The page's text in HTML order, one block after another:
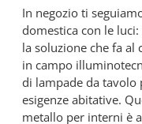
In negozio ti
domestica con le
la soluzione che fa al
in campo
di lampade da
esigenze abitative.
metallo per interni è